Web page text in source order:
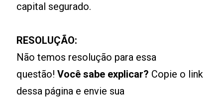
capital segurado.
RESOLUÇÃO:
Não temos resolução para essa
questão!Você sabe explicar? Copie o link
dessa página e envie sua